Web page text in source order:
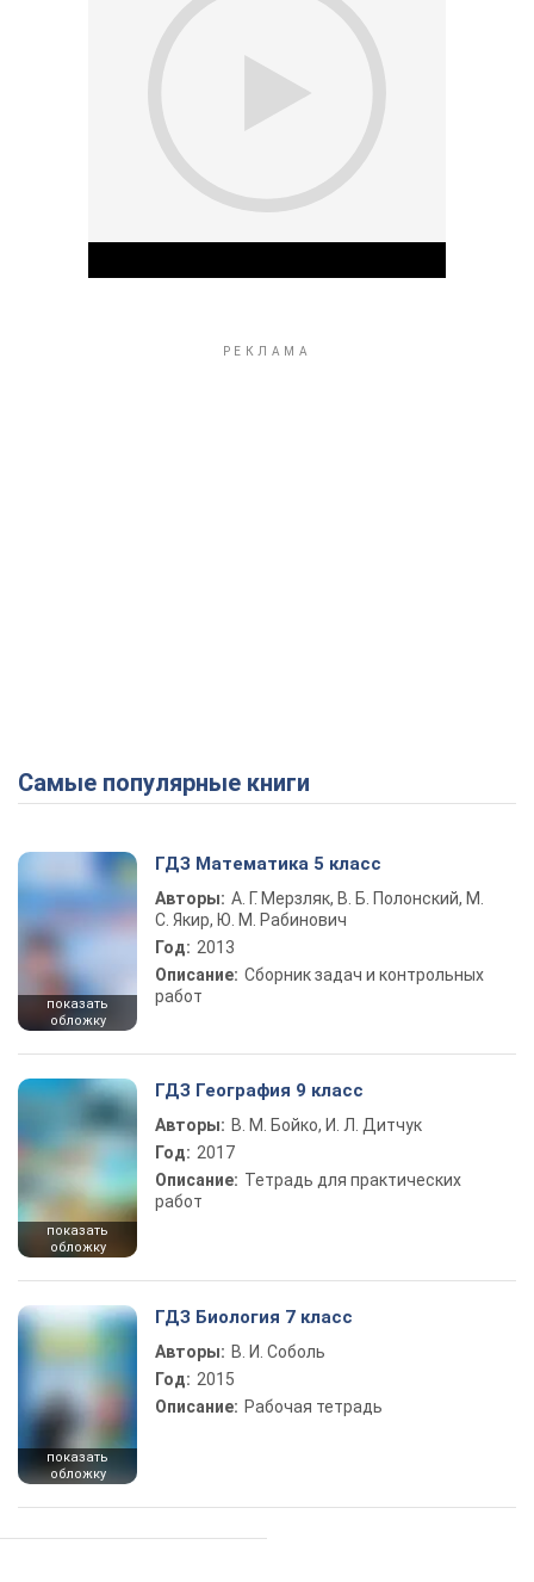
Самые популярные книги
показать
обложку
ГДЗ Математика 5 класс
Авторы: А. Г. Мерзляк, В. Б. Полонский, М.
С. Якир, Ю. М. Рабинович
Год: 2013
Описание: Сборник задач и контрольных
работ
показать
обложку
ГДЗ География 9 класс
Авторы: В. М. Бойко, И. Л. Дитчук
Год: 2017
Описание: Тетрадь для практических
работ
показать
обложку
ГДЗ Биология 7 класс
Авторы: В. И. Соболь
Год: 2015
Описание: Рабочая тетрадь